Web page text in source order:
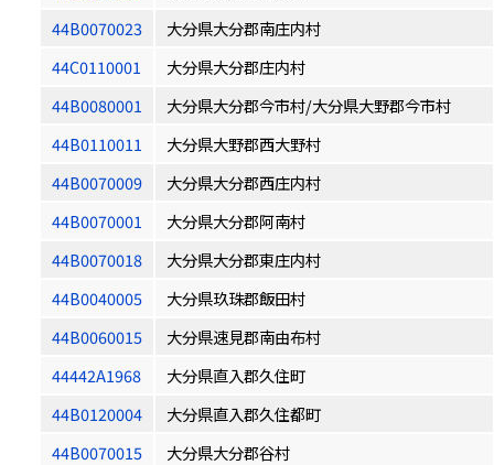
44B0070023
大分県大分郡南庄内村
44C0110001
大分県大分郡庄内村
44B0080001
大分県大分郡今市村/大分県大野郡今市村
44B0110011
大分県大野郡西大野村
44B0070009
大分県大分郡西庄内村
44B0070001
大分県大分郡阿南村
44B0070018
大分県大分郡東庄内村
44B0040005
大分県玖珠郡飯田村
44B0060015
大分県速見郡南由布村
44442A1968
大分県直入郡久住町
44B0120004
大分県直入郡久住都町
44B0070015
大分県大分郡谷村